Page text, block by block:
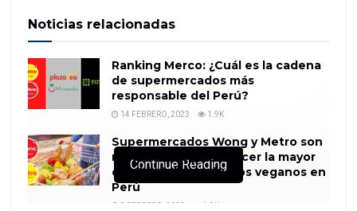
Noticias relacionadas
Ranking Merco: ¿Cuál es la cadena
de supermercados más
responsable del Perú?
14 FEBRERO, 2023 1.9K
Supermercados Wong y Metro son
reconocidos por ofrecer la mayor
cantidad de productos veganos en
Perú
8 FEBRERO, 2023 1.9K
Continue Reading